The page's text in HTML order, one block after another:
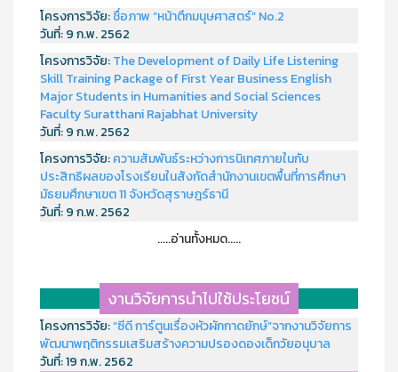
โครงการวิจัย:ชื่อภาพ “หน้าตึกมนุษศาสตร์” No.2
วันที่:9 ก.พ. 2562
โครงการวิจัย:The Development of Daily Life Listening
Skill Training Package of First Year Business English
Major Students in Humanities and Social Sciences
Faculty Suratthani Rajabhat University
วันที่:9 ก.พ. 2562
โครงการวิจัย:ความสัมพันธ์ระหว่างการนิเทศภายในกับ
ประสิทธิผลของโรงเรียนในสังกัดสำนักงานเขตพื้นที่การศึกษา
มัธยมศึกษาเขต 11 จังหวัดสุราษฎร์ธานี
วันที่:9 ก.พ. 2562
.....อ่านทั้งหมด.....
งานวิจัยการนำไปใช้ประโยชน์
โครงการวิจัย:“ซีดี การ์ตูนเรื่องหัวผักกาดยักษ์”จากงานวิจัยการ
พัฒนาพฤติกรรมเสริมสร้างความปรองดองเด็กวัยอนุบาล
วันที่:19 ก.พ. 2562